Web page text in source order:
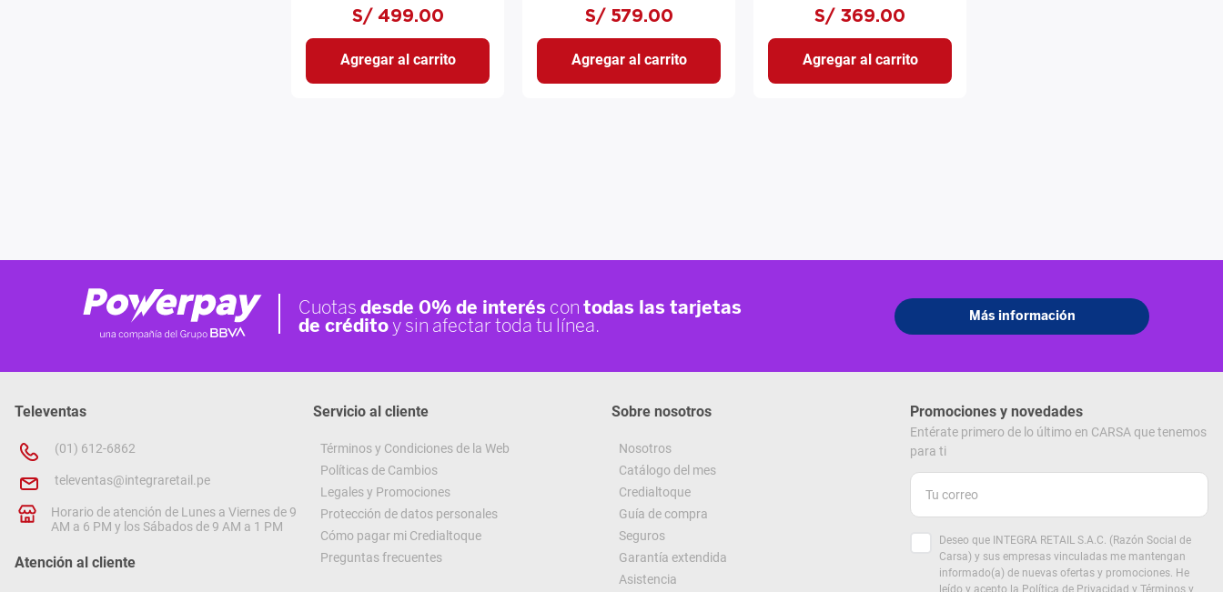
S/ 499.00
Agregar al carrito
S/ 579.00
Agregar al carrito
S/ 369.00
Agregar al carrito
Televentas
(01) 612-6862
televentas@integraretail.pe
Horario de atención de Lunes a Viernes de 9
AM a 6 PM y los Sábados de 9 AM a 1 PM
Atención al cliente
Servicio al cliente
Términos y Condiciones de la Web
Políticas de Cambios
Legales y Promociones
Protección de datos personales
Cómo pagar mi Credialtoque
Preguntas frecuentes
Sobre nosotros
Nosotros
Catálogo del mes
Credialtoque
Guía de compra
Seguros
Garantía extendida
Asistencia
Promociones y novedades
Entérate primero de lo último en CARSA que tenemos
para ti
Deseo que INTEGRA RETAIL S.A.C. (Razón Social de
Carsa) y sus empresas vinculadas me mantengan
informado(a) de nuevas ofertas y promociones. He
leído y acepto la Política de Privacidad y Términos y